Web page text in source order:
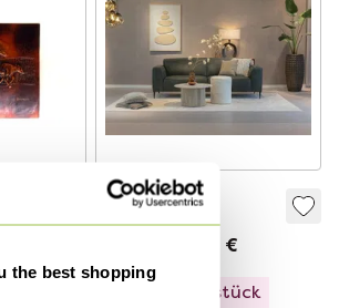
the best shopping
Sierra
1.600 €
Ausstellungsstück